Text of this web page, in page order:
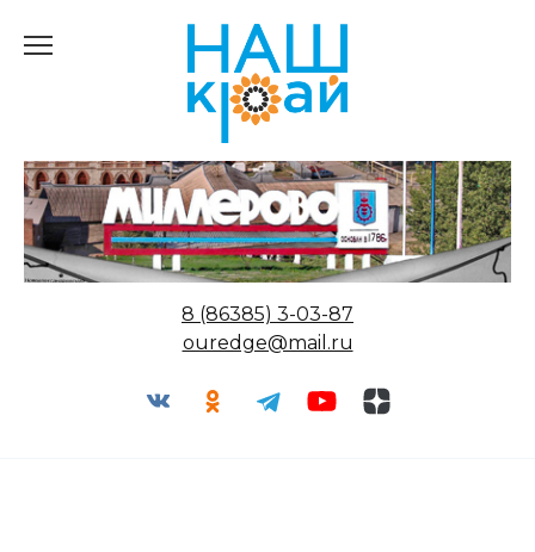
8 (86385) 3-03-87
ouredge@mail.ru